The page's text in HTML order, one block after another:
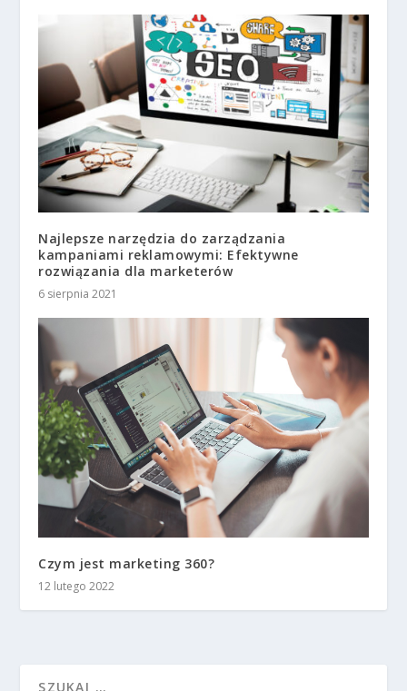
Najlepsze narzędzia do zarządzania
kampaniami reklamowymi: Efektywne
rozwiązania dla marketerów
6 sierpnia 2021
Czym jest marketing 360?
12 lutego 2022